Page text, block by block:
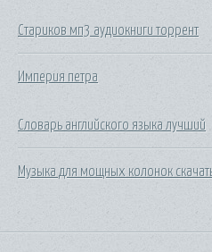
Стариков мп3 аудиокниги торрент
Империя петра
Словарь английского языка лучший
Музыка для мощных колонок